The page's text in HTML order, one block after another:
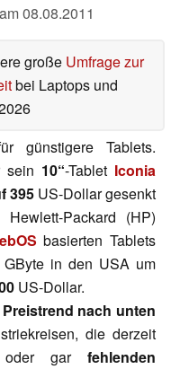
08.08.2011
große Umfrage zur
bei Laptops und
günstigere Tablets.
sein 10“-Tablet Iconia
395US-Dollar gesenkt
Packard (HP)
basierten Tablets
in den USA um
US-Dollar.
Preistrend nach unten
die derzeit
oder gar fehlenden